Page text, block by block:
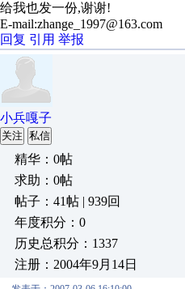
给我也发一份,谢谢!
E-mail:zhange_1997@163.com
回复 引用 举报
小兵嘎子
关注 私信
精华：0帖
求助：0帖
帖子：41帖 | 939回
年度积分：0
历史总积分：1337
注册：2004年9月14日